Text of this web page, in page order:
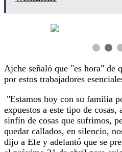
Ajche señaló que "es hora" de
por estos trabajadores
"Estamos hoy con su familia
expuestos a este tipo de cosas,
sinfín de cosas que sufrimos,
quedar callados, en silencio,
dijo a Efe y adelantó que se